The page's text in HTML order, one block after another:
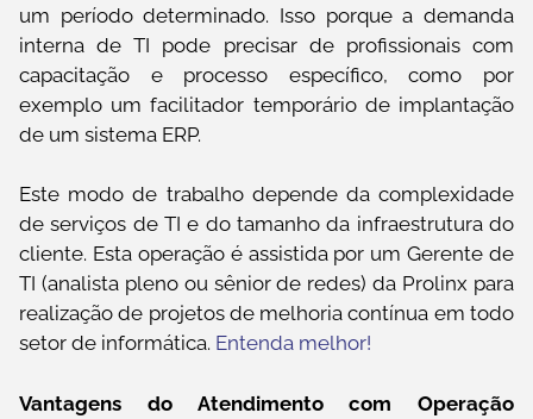
um período determinado. Isso porque a demanda
interna de TI pode precisar de profissionais com
capacitação e processo específico, como por
exemplo um facilitador temporário de implantação
de um sistema ERP.
Este modo de trabalho depende da complexidade
de serviços de TI e do tamanho da infraestrutura do
cliente. Esta operação é assistida por um Gerente de
TI (analista pleno ou sênior de redes) da Prolinx para
realização de projetos de melhoria contínua em todo
setor de informática. Entenda melhor!
Vantagens do Atendimento com Operação